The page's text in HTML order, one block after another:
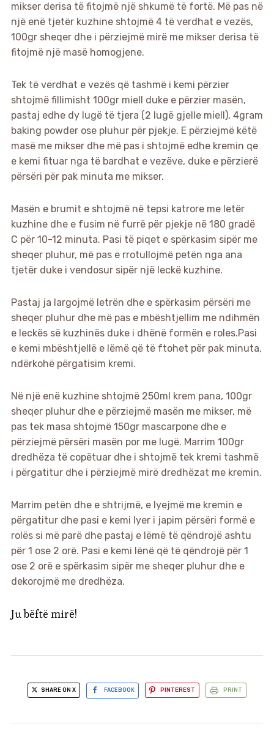
mikser derisa të fitojmë një shkumë të fortë. Më pas në
një enë tjetër kuzhine shtojmë 4 të verdhat e vezës,
100gr sheqer dhe i përziejmë mirë me mikser derisa të
fitojmë një masë homogjene.
Tek të verdhat e vezës që tashmë i kemi përzier
shtojmë fillimisht 100gr miell duke e përzier masën,
pastaj edhe dy lugë të tjera (2 lugë gjelle miell), 4gram
baking powder ose pluhur për pjekje. E përziejmë këtë
masë me mikser dhe më pas i shtojmë edhe kremin qe
e kemi fituar nga të bardhat e vezëve, duke e përzierë
përsëri për pak minuta me mikser.
Masën e brumit e shtojmë në tepsi katrore me letër
kuzhine dhe e fusim në furrë për pjekje në 180 gradë
C për 10-12 minuta. Pasi të piqet e spërkasim sipër me
sheqer pluhur, më pas e rrotullojmë petën nga ana
tjetër duke i vendosur sipër një leckë kuzhine.
Pastaj ja largojmë letrën dhe e spërkasim përsëri me
sheqer pluhur dhe më pas e mbështjellim me ndihmën
e leckës së kuzhinës duke i dhënë formën e roles.Pasi
e kemi mbështjellë e lëmë që të ftohet për pak minuta,
ndërkohë përgatisim kremi.
Në një enë kuzhine shtojmë 250ml krem pana, 100gr
sheqer pluhur dhe e përziejmë masën me mikser, më
pas tek masa shtojmë 150gr mascarpone dhe e
përziejmë përsëri masën por me lugë. Marrim 100gr
dredhëza të copëtuar dhe i shtojmë tek kremi tashmë
i përgatitur dhe i përziejmë mirë dredhëzat me kremin.
Marrim petën dhe e shtrijmë, e lyejmë me kremin e
përgatitur dhe pasi e kemi lyer i japim përsëri formë e
rolës si më parë dhe pastaj e lëmë të qëndrojë ashtu
për 1 ose 2 orë. Pasi e kemi lënë që të qëndrojë për 1
ose 2 orë e spërkasim sipër me sheqer pluhur dhe e
dekorojmë me dredhëza.
Ju bëftë mirë!
SHARE ON X FACEBOOK PINTEREST PRINT